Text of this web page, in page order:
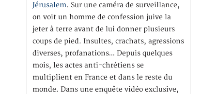
Jérusalem. Sur une caméra de surveillance,
on voit un homme de confession juive la
jeter à terre avant de lui donner plusieurs
coups de pied. Insultes, crachats, agressions
diverses, profanations… Depuis quelques
mois, les actes anti-chrétiens se
multiplient en France et dans le reste du
monde. Dans une enquête vidéo exclusive,